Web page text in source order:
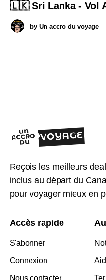
🇱🇰 Sri Lanka - Vol
by Un accro du voyage
Reçois les meilleurs
inclus au départ du
pour voyager mieux en
Accès rapide
S'abonner
Connexion
Nous contacter